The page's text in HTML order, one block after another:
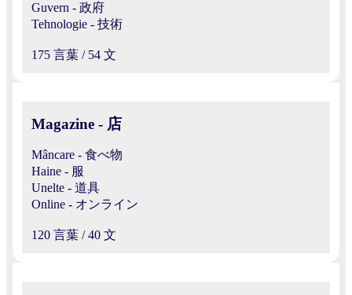
Guvern - 政府
Tehnologie - 技術
175 言葉 / 54 文
Magazine - 店
Mâncare - 食べ物
Haine - 服
Unelte - 道具
Online - オンライン
120 言葉 / 40 文